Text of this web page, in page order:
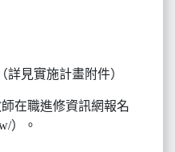
詳見實施計畫附件）
在職進修資訊網報名
）。